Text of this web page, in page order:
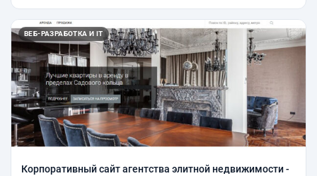
ВЕБ-РАЗРАБОТКА И IT
Корпоративный сайт агентства элитной недвижимости -